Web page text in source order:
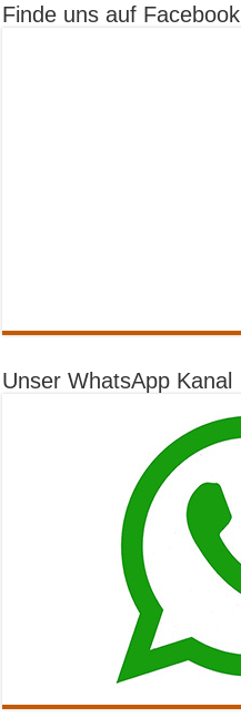
Finde uns auf Facebook
Unser WhatsApp Kanal